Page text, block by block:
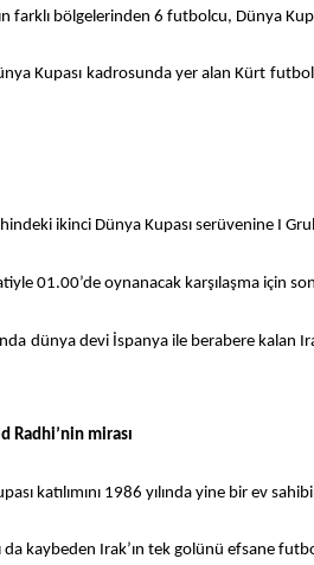
farklı bölgelerinden 6 futbolcu, Dünya
Kupası kadrosunda yer alan Kürt
ikinci Dünya Kupası serüvenine I
01.00’de oynanacak karşılaşma
dünya devi İspanya ile berabere
Radhi’nin mirası
katılımını 1986 yılında yine bir ev
da kaybeden Irak’ın tek golünü efsane